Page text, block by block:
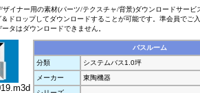
イナー用の素材(パーツ/テクスチャ/背景)ダウンロードサービ
ドロップしてダウンロードすることが可能です。準会員でご
タはダウンロードできません。
バスルーム
分類
システムバス1.0坪
メーカー
東陶機器